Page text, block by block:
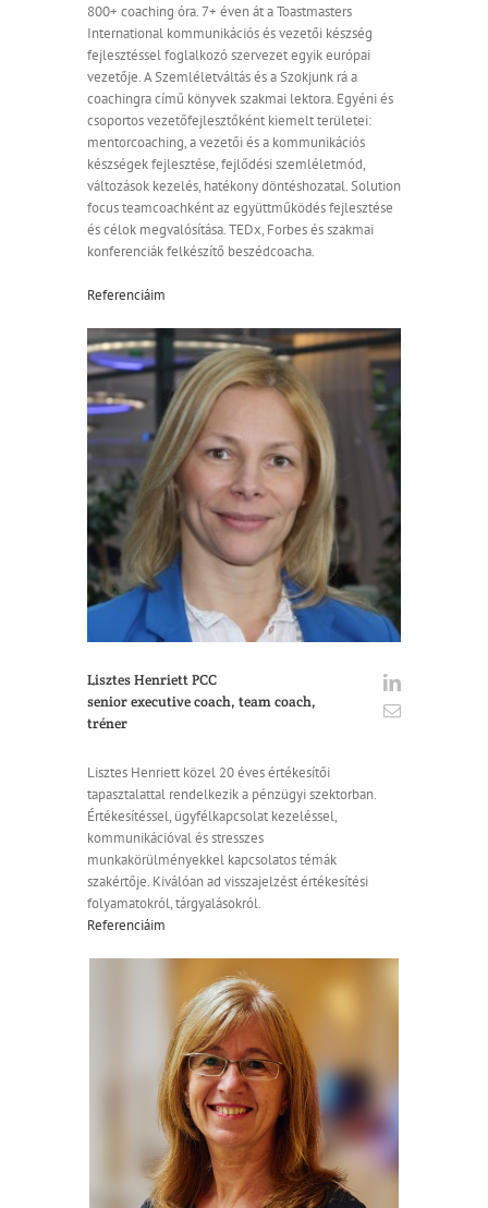
800+ coaching óra. 7+ éven át a Toastmasters
International kommunikációs és vezetői készség
fejlesztéssel foglalkozó szervezet egyik európai
vezetője. A Szemléletváltás és a Szokjunk rá a
coachingra című könyvek szakmai lektora. Egyéni és
csoportos vezetőfejlesztőként kiemelt területei:
mentorcoaching, a vezetői és a kommunikációs
készségek fejlesztése, fejlődési szemléletmód,
változások kezelés, hatékony döntéshozatal. Solution
focus teamcoachként az együttműködés fejlesztése
és célok megvalósítása. TEDx, Forbes és szakmai
konferenciák felkészítő beszédcoacha.
Referenciáim
Lisztes Henriett PCC
senior executive coach, team coach,
tréner
Lisztes Henriett közel 20 éves értékesítői
tapasztalattal rendelkezik a pénzügyi szektorban.
Értékesítéssel, ügyfélkapcsolat kezeléssel,
kommunikációval és stresszes
munkakörülményekkel kapcsolatos témák
szakértője. Kiválóan ad visszajelzést értékesítési
folyamatokról, tárgyalásokról.
Referenciáim